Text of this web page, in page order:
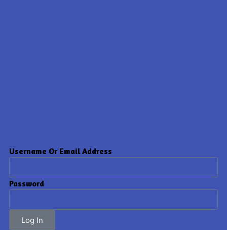
Username Or Email Address
Password
Log In